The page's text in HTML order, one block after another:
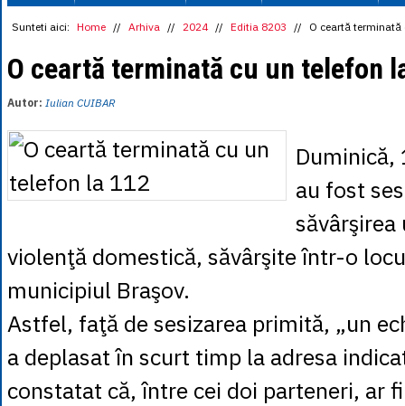
1 CHF= 5.2813
1 CNY= 0.6015
1 DKK
= 0.6668
1 EGP= 0.0860
1 MDL= 0.2538
= 0.2227
1 NOK= 0.4191
1 PLN= 1.1646
= 0.0425
1 RUB
= 0.0530
1 SEK
= 0.4526
1 XDR
= 5.9383
1 ZAR= 0.2318
Sunteti aici: Home // Arhiva // 2024 // Editia 8203 // O ceartă
O ceartă terminată cu un telefon
Autor: Iulian CUIBAR
au fost
săvârşirea
violenţă domestică, săvârşite într-o
municipiul Braşov.
Astfel, faţă de sesizarea primită, „un
a deplasat în scurt timp la adresa
constatat că, între cei doi parteneri, ar